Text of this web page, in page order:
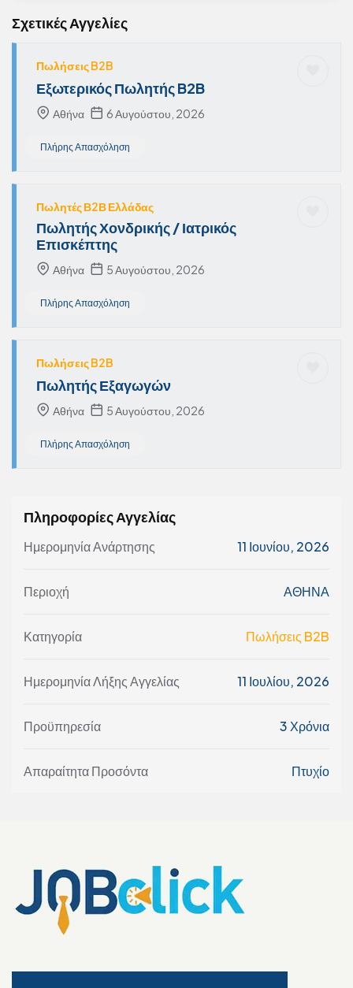
Σχετικές Αγγελίες
Πωλήσεις B2B
Εξωτερικός Πωλητής B2B
Αθήνα 6 Αυγούστου, 2026
Πλήρης Απασχόληση
Πωλητές Β2Β Ελλάδας
Πωλητής Χονδρικής / Ιατρικός
Επισκέπτης
Αθήνα 5 Αυγούστου, 2026
Πλήρης Απασχόληση
Πωλήσεις B2B
Πωλητής Εξαγωγών
Αθήνα 5 Αυγούστου, 2026
Πλήρης Απασχόληση
Πληροφορίες Αγγελίας
Ημερομηνία Ανάρτησης 11 Ιουνίου, 2026
Περιοχή ΑΘΗΝΑ
Κατηγορία Πωλήσεις B2B
Ημερομηνία Λήξης Αγγελίας 11 Ιουλίου, 2026
Προϋπηρεσία 3 Χρόνια
Απαραίτητα Προσόντα Πτυχίο